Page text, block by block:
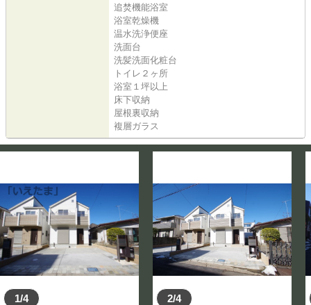
追焚機能浴室
浴室乾燥機
温水洗浄便座
洗面台
洗髪洗面化粧台
トイレ２ヶ所
浴室１坪以上
床下収納
屋根裏収納
複層ガラス
1/4 2/4